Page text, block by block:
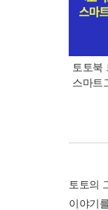
토토북
스마트
토토의
이야기